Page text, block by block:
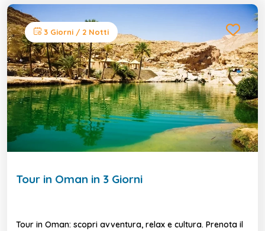
3 Giorni / 2 Notti
Tour in Oman in 3 Giorni
Tour in Oman: scopri avventura, relax e cultura. Prenota il